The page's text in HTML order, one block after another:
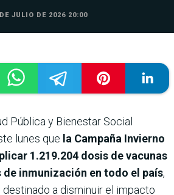
JULIO DE 2026 20:00
Pública y Bienestar Social
lunes que la Campaña Invierno
1.219.204 dosis de vacunas
inmunización en todo el país,
destinado a disminuir el impacto